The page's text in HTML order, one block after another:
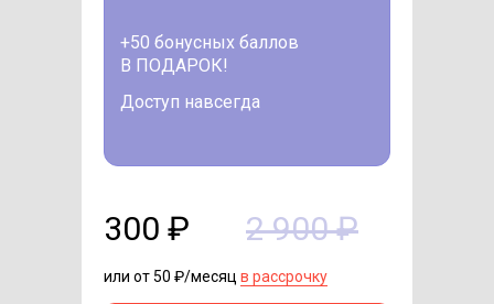
или от 50 ₽/месяц в рассрочку
2 900 ₽
300 ₽
+50 бонусных баллов
В ПОДАРОК!
Доступ навсегда